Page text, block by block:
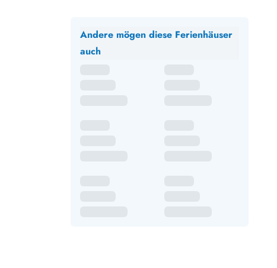
Andere mögen diese Ferienhäuser
auch